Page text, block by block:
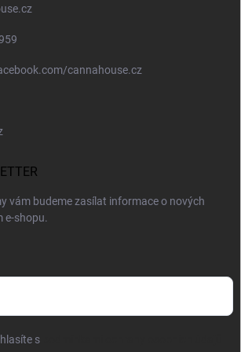
cannahouse.cz
vám budeme zasílat informace o nových
e-shopu.
s